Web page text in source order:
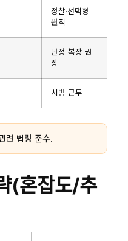
정찰·선택형
원칙
단정 복장 권
장
시범 근무
련 법령 준수.
(혼잡도/추